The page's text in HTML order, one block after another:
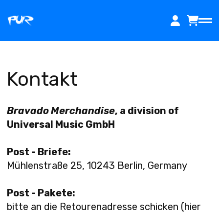
Inhalt
springen
HOME
MUSIK
TICKETS
Kontakt
Bravado Merchandise, a division of
Universal Music GmbH
Post - Briefe:
Mühlenstraße 25, 10243 Berlin, Germany
Post - Pakete:
bitte an die Retourenadresse schicken (hier